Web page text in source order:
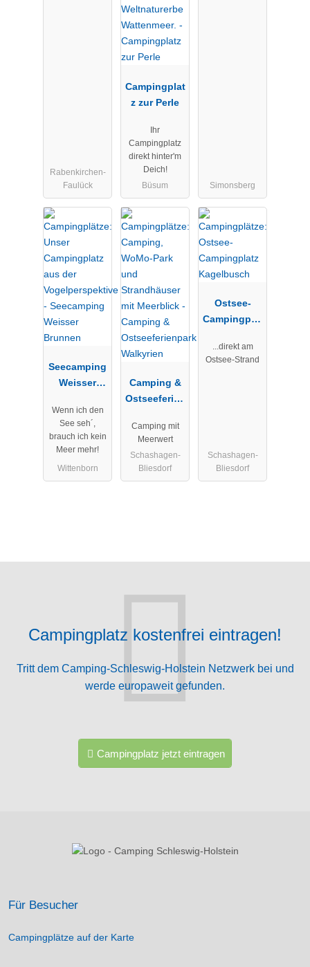
Rabenkirchen-
Faulück
Campingplat
z zur Perle
Ihr
Campingplatz
direkt hinter'm
Deich!
Büsum
Simonsberg
Seecamping
Weisser
Wenn ich den
See seh´,
brauch ich kein
Meer mehr!
Wittenborn
Camping &
Ostseeferien
Walkyrien
Camping mit
Meerwert
Schashagen-
Bliesdorf
Ostsee-
Campingplat
Kagelbusch
...direkt am
Ostsee-Strand
Schashagen-
Bliesdorf
Campingplatz kostenfrei eintragen!
Tritt dem Camping-Schleswig-Holstein Netzwerk bei und
werde europaweit gefunden.
Campingplatz jetzt eintragen
Für Besucher
Campingplätze auf der Karte